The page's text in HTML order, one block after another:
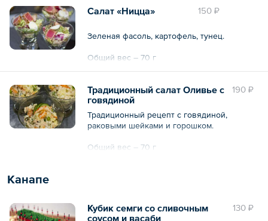
150 ₽
Салат «Ницца»
Зеленая фасоль, картофель, тунец.
Общий вес – 70 г
190 ₽
Традиционный салат Оливье с
говядиной
Традиционный рецепт с говядиной,
раковыми шейками и горошком.
Общий вес – 70 г
Канапе
130 ₽
Кубик семги со сливочным
соусом и васаби